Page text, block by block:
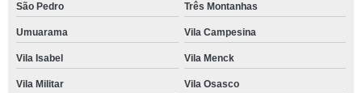
São Pedro Três Montanhas
Umuarama Vila Campesina
Vila Isabel Vila Menck
Vila Militar Vila Osasco